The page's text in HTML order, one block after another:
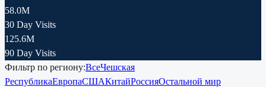
58.0M
30 Day Visits
125.6M
90 Day Visits
Фильтр по региону:ВсеЧешская
РеспубликаЕвропаСШАКитайРоссияОстальной мир